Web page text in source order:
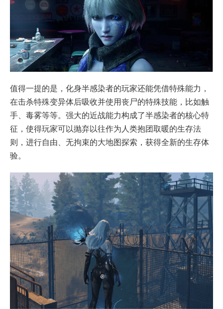
值得一提的是，化身半感染者的玩家还能凭借特殊能力，
在击杀特殊变异体后吸收并使用丧尸的特殊技能，比如触
手、毒雾等等。强大的近战能力构成了半感染者的核心特
征，使得玩家可以抛弃以往作为人类抱团取暖的生存法
则，进行自由、无拘束的大地图探索，获得全新的生存体
验。